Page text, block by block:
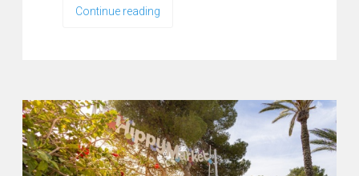
Continue reading